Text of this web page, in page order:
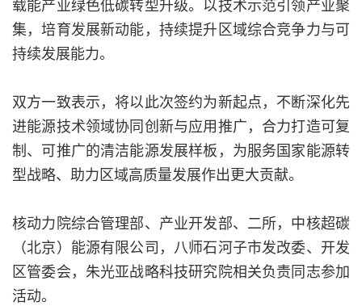
集，培育发展新动能，持续提升区域综合竞争力与可
持续发展能力。
双方一致表示，将以此次签约为新起点，不断深化先
进能源技术领域协同创新与应用推广，合力打造可复
制、可推广的清洁能源发展样板，为服务国家能源转
型战略、助力区域高质量发展作出更大贡献。
核动力院综合管理部、产业开发部、二所，中核超碳
（北京）能源有限公司，八师石河子市发改委、开发
区管委会，朱光亚战略科技研究院相关负责同志参加
活动。